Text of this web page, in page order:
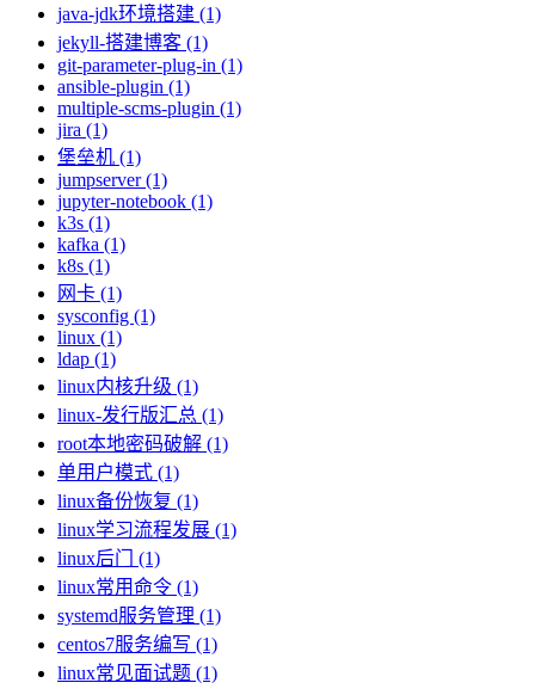
java-jdk环境搭建 (1)
jekyll-搭建博客 (1)
git-parameter-plug-in (1)
ansible-plugin (1)
multiple-scms-plugin (1)
jira (1)
堡垒机 (1)
jumpserver (1)
jupyter-notebook (1)
k3s (1)
kafka (1)
k8s (1)
网卡 (1)
sysconfig (1)
linux (1)
ldap (1)
linux内核升级 (1)
linux-发行版汇总 (1)
root本地密码破解 (1)
单用户模式 (1)
linux备份恢复 (1)
linux学习流程发展 (1)
linux后门 (1)
linux常用命令 (1)
systemd服务管理 (1)
centos7服务编写 (1)
linux常见面试题 (1)